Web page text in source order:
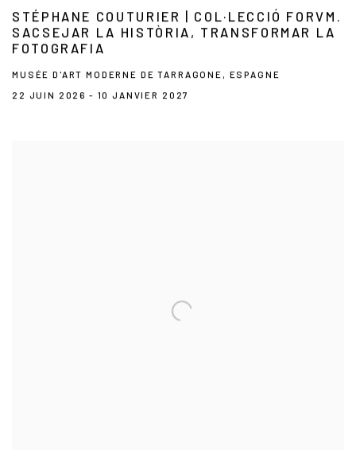
STÉPHANE COUTURIER | COL·LECCIÓ FORVM.
SACSEJAR LA HISTÒRIA, TRANSFORMAR LA
FOTOGRAFIA
MUSÉE D'ART MODERNE DE TARRAGONE, ESPAGNE
22 JUIN 2026 - 10 JANVIER 2027